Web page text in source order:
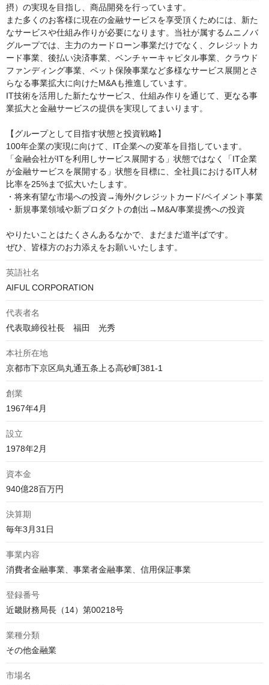
摂）の実現を目指し、商品開発を行っています。
また多くのお客様に現在の金融サービスを享受頂くためには、新た
なサービスや仕組み作りが必要になります。当社が属するムニノバ
グループでは、主力のカードローン事業だけでなく、クレジットカ
ード事業、後払い決済事業、ベンチャーキャピタル事業、クラウド
ファンディング事業、ペット保険事業など多様なサービス展開とさ
らなる事業拡大に向けたM&Aも推進しています。
IT技術を活用した新たなサービス、仕組み作りを通じて、更なる事
業拡大と金融サービスの提供を実現してまいります。
【グループとして目指す状態と投資戦略】
100年企業の実現に向けて、IT企業への変革を目指しています。
「金融会社がITを利用しサービス展開する」状態ではなく「IT企業
が金融サービスを展開する」状態を目標に、全社員におけるIT人材
比率を25%まで拡大いたします。
・将来有望な市場への投資→海外/クレジットカード/ペイメント事業
・新規事業領域や新プロダクトの創出→M&A/事業提携への投資
やりたいことはたくさんあるなかで、まだまだ道半ばです。
ぜひ、皆様方のお力添えをお願いいたします。
英語社名
AIFUL CORPORATION
代表者名
代表取締役社長　福田　光秀
本社所在地
京都市下京区烏丸通五条上る高砂町381-1
創業
1967年4月
設立
1978年2月
資本金
940億28百万円
決算期
毎年3月31日
事業内容
消費者金融事業、事業者金融事業、信用保証事業
登録番号
近畿財務局長（14）第00218号
業種分類
その他金融業
市場名